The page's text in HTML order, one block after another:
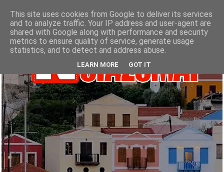
This site uses cookies from Google to deliver its services
and to analyze traffic. Your IP address and user-agent are
shared with Google along with performance and security
metrics to ensure quality of service, generate usage
statistics, and to detect and address abuse.
LEARN MORE GOT IT